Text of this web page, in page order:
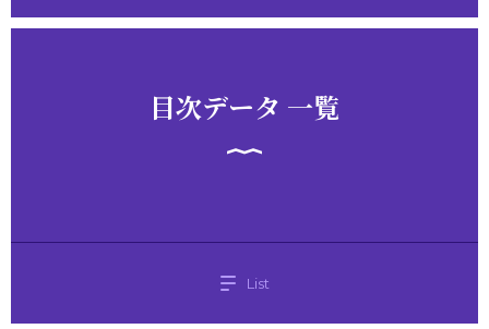
目次データ 一覧
List